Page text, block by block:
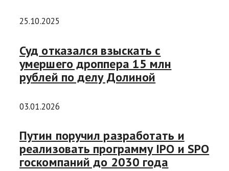
25.10.2025
Суд отказался взыскать с
умершего дроппера 15 млн
рублей по делу Долиной
03.01.2026
Путин поручил разработать и
реализовать программу IPO и SPO
госкомпаний до 2030 года